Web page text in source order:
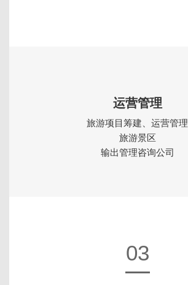
运营管理
旅游项目筹建、运营管理
旅游景区
输出管理咨询公司
03